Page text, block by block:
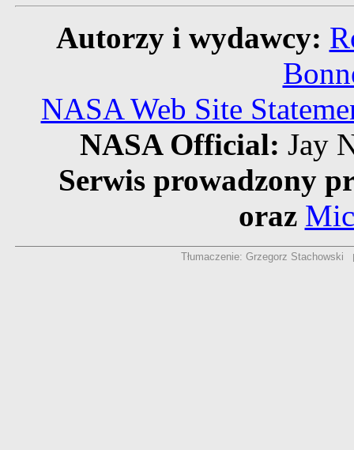
Autorzy i wydawcy:
NASA Web Site
NASA Official: Jay
Serwis prowadzony
oraz
Tłumaczenie: Grzegorz Stachowski